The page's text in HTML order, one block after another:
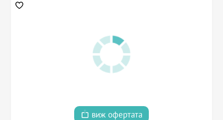
виж офертата